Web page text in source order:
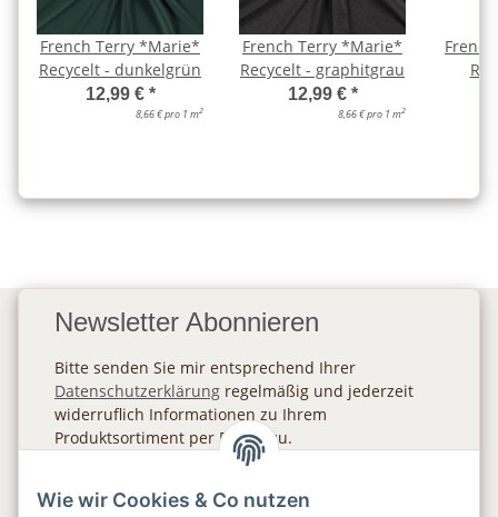
French Terry *Marie*
Recycelt - dunkelgrün
12,99 € *
8,66 € pro 1 m2
French Terry *Marie*
Recycelt - graphitgrau
12,99 € *
8,66 € pro 1 m2
Newsletter Abonnieren
Bitte senden Sie mir entsprechend Ihrer
Datenschutzerklärung regelmäßig und jederzeit
widerruflich Informationen zu Ihrem
Produktsortiment per E-Mail zu.
Wie wir Cookies & Co nutzen